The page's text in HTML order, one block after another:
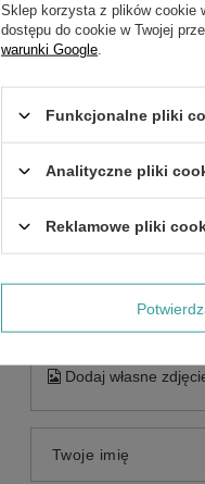
Treść twojej opinii
Dodaj własne
Twoje imię
Sklep korzysta z plików cookie
dostępu do cookie w Twojej
warunki Google
Funkcjonalne pliki
Analityczne pliki
Reklamowe pliki